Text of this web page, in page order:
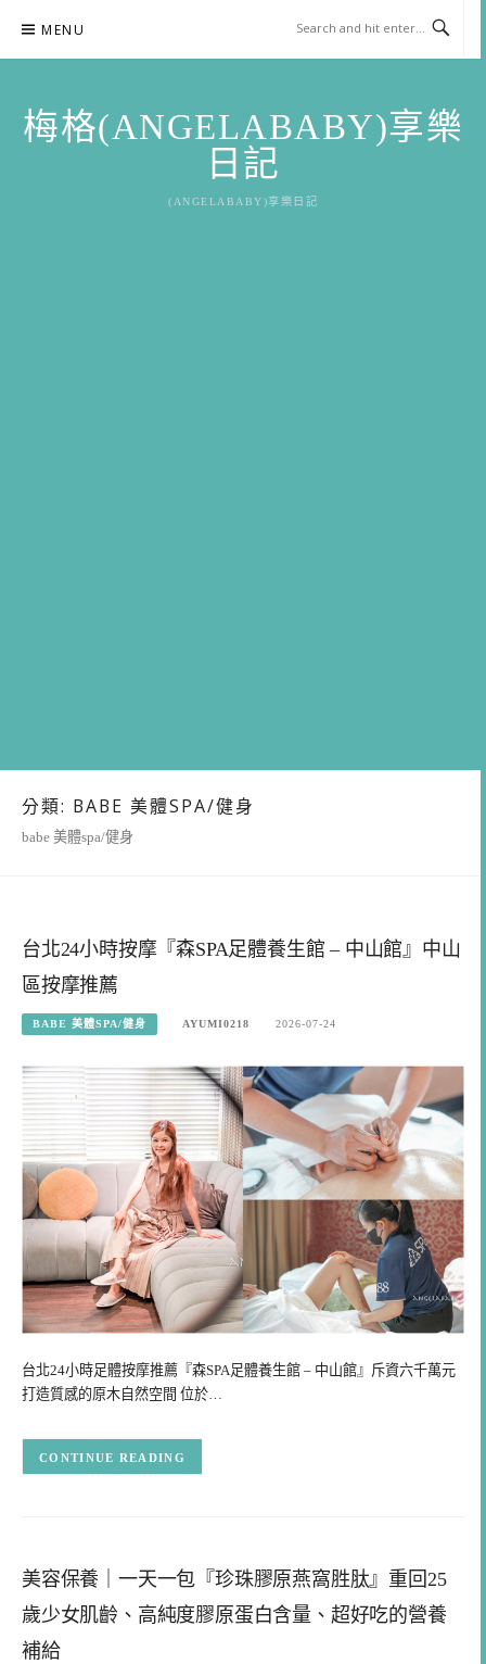
content
MENU
梅格(ANGELABABY)享樂
日記
(ANGELABABY)享樂日記
分類: BABE 美體SPA/健身
babe 美體spa/健身
台北24小時按摩『森SPA足體養生館 – 中山館』中山
區按摩推薦
BABE 美體SPA/健身 AYUMI0218 2026-07-24
台北24小時足體按摩推薦『森SPA足體養生館 – 中山館』斥資六千萬元
打造質感的原木自然空間 位於…
CONTINUE READING
美容保養｜一天一包『珍珠膠原燕窩胜肽』重回25
歲少女肌齡、高純度膠原蛋白含量、超好吃的營養
補給